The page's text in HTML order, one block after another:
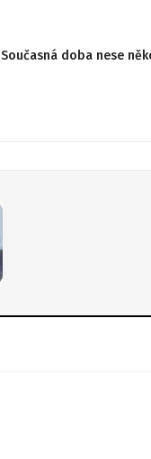
Současná doba nese